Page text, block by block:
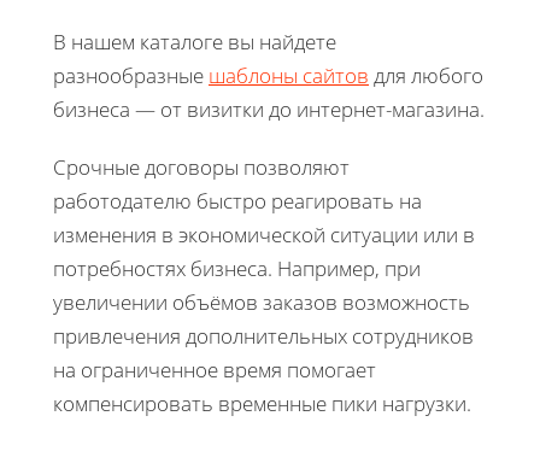
В нашем каталоге вы найдете
разнообразные шаблоны сайтов для любого
бизнеса — от визитки до интернет-магазина.
Срочные договоры позволяют
работодателю быстро реагировать на
изменения в экономической ситуации или в
потребностях бизнеса. Например, при
увеличении объёмов заказов возможность
привлечения дополнительных сотрудников
на ограниченное время помогает
компенсировать временные пики нагрузки.